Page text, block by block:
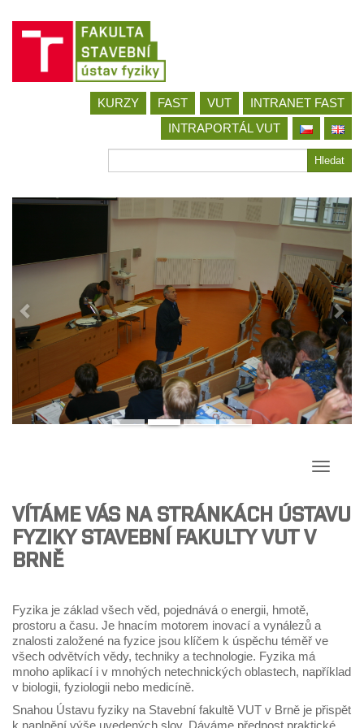
KURZY FAST VUT
INTRANET FAST
INTRAPORTÁL VUT
Hledat
VÍTÁME VÁS NA STRÁNKÁCH ÚSTAVU
FYZIKY STAVEBNÍ FAKULTY VUT V
BRNĚ
Fyzika je základ všech věd, pojednává o energii, hmotě,
prostoru a času. Je hnacím motorem inovací a vynálezů a
znalosti založené na fyzice jsou klíčem k úspěchu téměř ve
všech odvětvích vědy, techniky a technologie. Fyzika má
mnoho aplikací i v mnohých netechnických oblastech, například
v biologii, fyziologii nebo medicíně.
Snahou Ústavu fyziky na Stavební fakultě VUT v Brně je přispět
k naplnění výše uvedených slov. Dáváme přednost praktické